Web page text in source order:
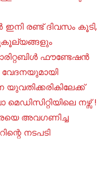
രണ്ട് ദിവസം കൂടി,
ഫൗണ്ടേഷൻ
വേദനയുമായി
നഴ്സ് !
അവഗണിച്ച
നടപടി